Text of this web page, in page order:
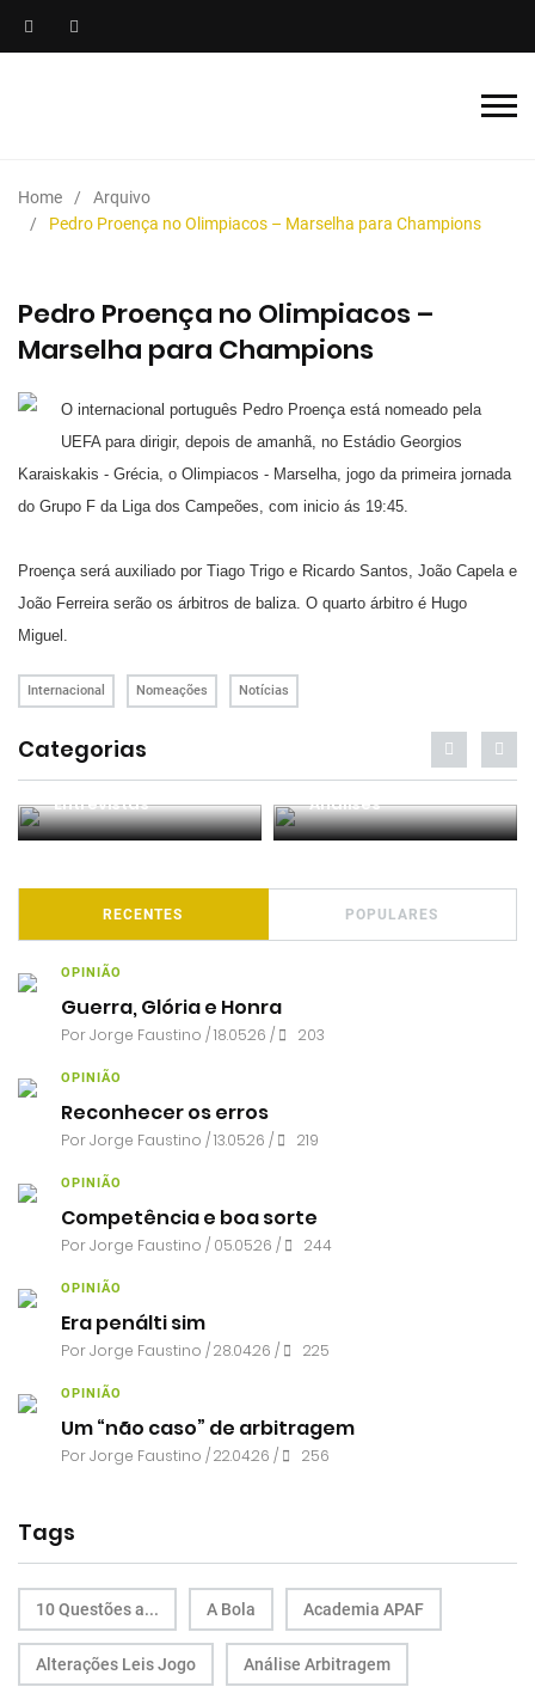
Home
Arquivo
Pedro Proença no Olimpiacos – Marselha para Champions
Pedro Proença no Olimpiacos –
Marselha para Champions
O internacional português Pedro Proença está nomeado pela
UEFA para dirigir, depois de amanhã, no Estádio Georgios
Karaiskakis - Grécia, o Olimpiacos - Marselha, jogo da primeira jornada
do Grupo F da Liga dos Campeões, com inicio ás 19:45.
Proença será auxiliado por Tiago Trigo e Ricardo Santos, João Capela e
João Ferreira serão os árbitros de baliza. O quarto árbitro é Hugo
Miguel.
Internacional Nomeações Notícias
Categorias
Entrevistas Análises
RECENTES POPULARES
OPINIÃO
Guerra, Glória e Honra
PorJorge Faustino / 18.05.26 / 203
OPINIÃO
Reconhecer os erros
PorJorge Faustino / 13.05.26 / 219
OPINIÃO
Competência e boa sorte
PorJorge Faustino / 05.05.26 / 244
OPINIÃO
Era penálti sim
PorJorge Faustino / 28.04.26 / 225
OPINIÃO
Um “não caso” de arbitragem
PorJorge Faustino / 22.04.26 / 256
Tags
10 Questões a... A Bola Academia APAF
Alterações Leis Jogo Análise Arbitragem